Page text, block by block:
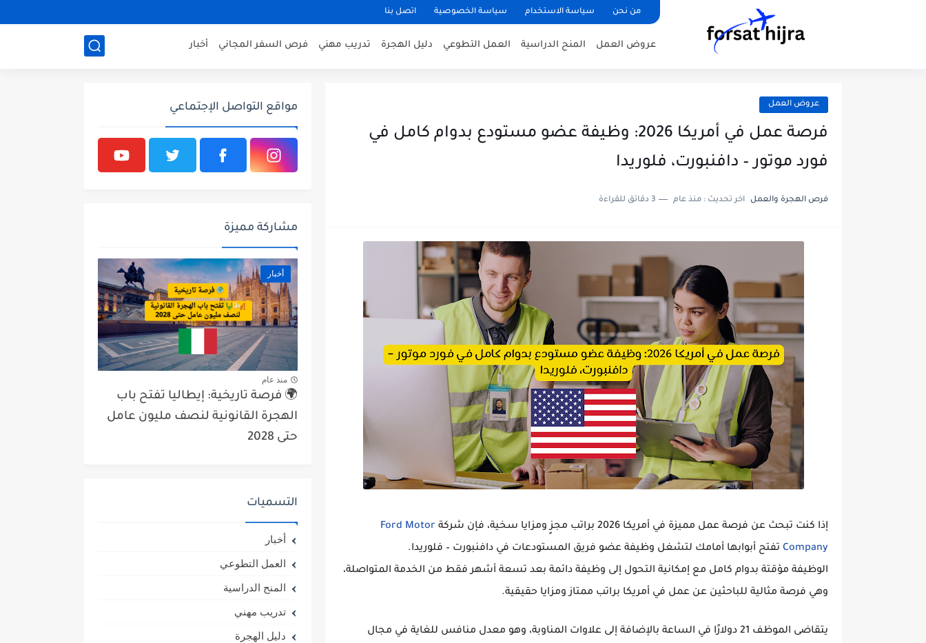
من نحن سياسة الاستخدام سياسة الخصوصية اتصل بنا
عروض العمل المنح الدراسية العمل التطوعي دليل الهجرة تدريب مهني فرص السفر المجاني أخبار
عروض العمل
فرصة عمل في أمريكا 2026: وظيفة عضو مستودع بدوام كامل في
فورد موتور – دافنبورت، فلوريدا
فرص الهجرة والعمل اخر تحديث : منذ عام 3 دقائق للقراءة
إذا كنت تبحث عن فرصة عمل مميزة في أمريكا 2026 براتب مجزٍ ومزايا سخية، فإن شركة Ford Motor
Company تفتح أبوابها أمامك لتشغل وظيفة عضو فريق المستودعات في دافنبورت – فلوريدا.
الوظيفة مؤقتة بدوام كامل مع إمكانية التحول إلى وظيفة دائمة بعد تسعة أشهر فقط من الخدمة المتواصلة،
وهي فرصة مثالية للباحثين عن عمل في أمريكا براتب ممتاز ومزايا حقيقية.
يتقاضى الموظف 21 دولارًا في الساعة بالإضافة إلى علاوات المناوبة، وهو معدل منافس للغاية في مجال
مواقع التواصل الإجتماعي
مشاركة مميزة
أخبار
منذ عام
🌍 فرصة تاريخية: إيطاليا تفتح باب
الهجرة القانونية لنصف مليون عامل
حتى 2028
التسميات
أخبار
العمل التطوعي
المنح الدراسية
تدريب مهني
دليل الهجرة